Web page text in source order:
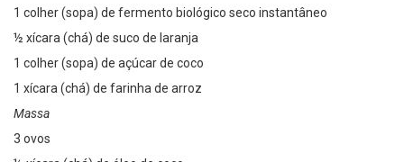
1 colher (sopa) de fermento biológico seco instantâneo
½ xícara (chá) de suco de laranja
1 colher (sopa) de açúcar de coco
1 xícara (chá) de farinha de arroz
Massa
3 ovos